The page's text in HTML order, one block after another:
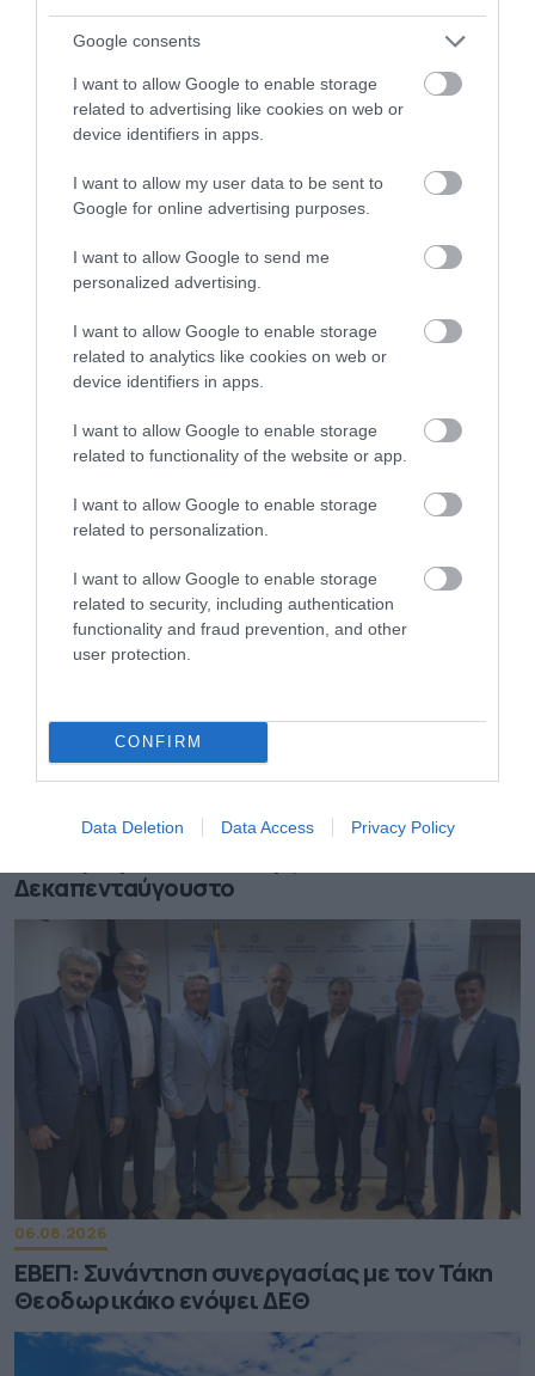
Google consents
I want to allow Google to enable storage
related to advertising like cookies on web or
device identifiers in apps.
I want to allow my user data to be sent to
Google for online advertising purposes.
I want to allow Google to send me
personalized advertising.
I want to allow Google to enable storage
related to analytics like cookies on web or
device identifiers in apps.
I want to allow Google to enable storage
related to functionality of the website or app.
I want to allow Google to enable storage
related to personalization.
I want to allow Google to enable storage
related to security, including authentication
functionality and fraud prevention, and other
user protection.
CONFIRM
Data Deletion Data Access Privacy Policy
Πληθωρισμός: Μειώθηκε τον Ιούλιο στο
Κάρτα Αγρότη: Τι αλλάζει από τις 28
07.08.2026
Δεκαπενταύγουστο
06.08.2026
ΕΒΕΠ: Συνάντηση συνεργασίας με τον Τάκη
Θεοδωρικάκο ενόψει ΔΕΘ